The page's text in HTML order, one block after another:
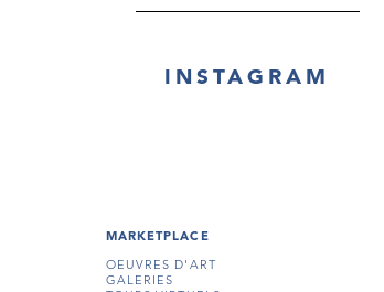
INSTAGRAM
MARKETPLACE
OEUVRES D'ART
GALERIES